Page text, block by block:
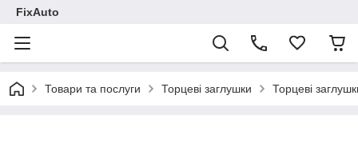
FixAuto
Товари та послуги Торцеві заглушки Торцеві